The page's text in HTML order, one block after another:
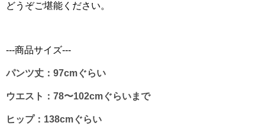
どうぞご堪能ください。
---商品サイズ---
パンツ丈：97cmぐらい
ウエスト：78〜102cmぐらいまで
ヒップ：138cmぐらい